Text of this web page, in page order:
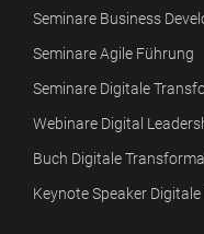
Seminare Business
Seminare Agile Führung
Seminare Digitale
Webinare Digital
Buch Digitale
Keynote Speaker